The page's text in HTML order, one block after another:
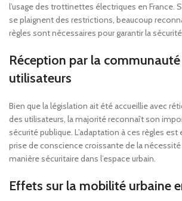
l’usage des trottinettes électriques en France.
se plaignent des restrictions, beaucoup
règles sont nécessaires pour garantir la
Réception par la
utilisateurs
Bien que la législation ait été accueillie avec
des utilisateurs, la majorité reconnaît son
sécurité publique. L’adaptation à ces règles est
prise de conscience croissante de la
manière sécuritaire dans l’espace urbain.
Effets sur la mobilité urbaine